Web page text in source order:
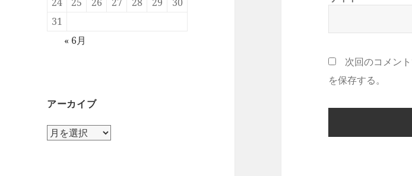
31
« 6月
アーカイブ
ア
次回のコメン
を保存する。